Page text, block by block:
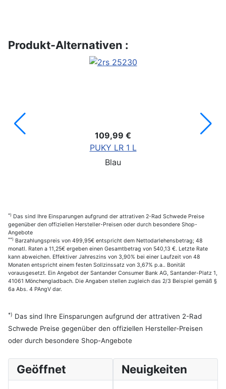
Produkt-Alternativen :
109,99 €
PUKY LR 1 L
Blau
*) Das sind Ihre Einsparungen aufgrund der attrativen 2-Rad Schwede Preise
gegenüber den offiziellen Hersteller-Preisen oder durch besondere Shop-
Angebote
**) Barzahlungspreis von 499,95€ entspricht dem Nettodarlehensbetrag; 48
monatl. Raten a 11,25€ ergeben einen Gesamtbetrag von 540,13 €. Letzte Rate
kann abweichen. Effektiver Jahreszins von 3,90% bei einer Laufzeit von 48
Monaten entspricht einem festen Sollzinssatz von 3,67% p.a.. Bonität
vorausgesetzt. Ein Angebot der Santander Consumer Bank AG, Santander-Platz 1,
41061 Mönchengladbach. Die Angaben stellen zugleich das 2/3 Beispiel gemäß §
6a Abs. 4 PAngV dar.
*) Das sind Ihre Einsparungen aufgrund der attrativen 2-Rad
Schwede Preise gegenüber den offiziellen Hersteller-Preisen
oder durch besondere Shop-Angebote
Geöffnet Neuigkeiten